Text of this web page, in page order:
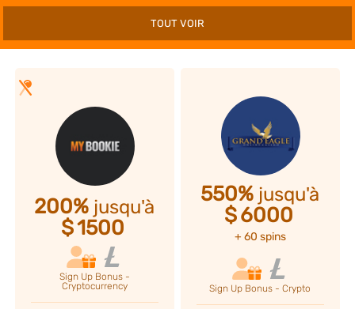
TOUT VOIR
200% jusqu'à
$1500
Sign Up Bonus -
Cryptocurrency
550% jusqu'à
$6000
+ 60 spins
Sign Up Bonus - Crypto